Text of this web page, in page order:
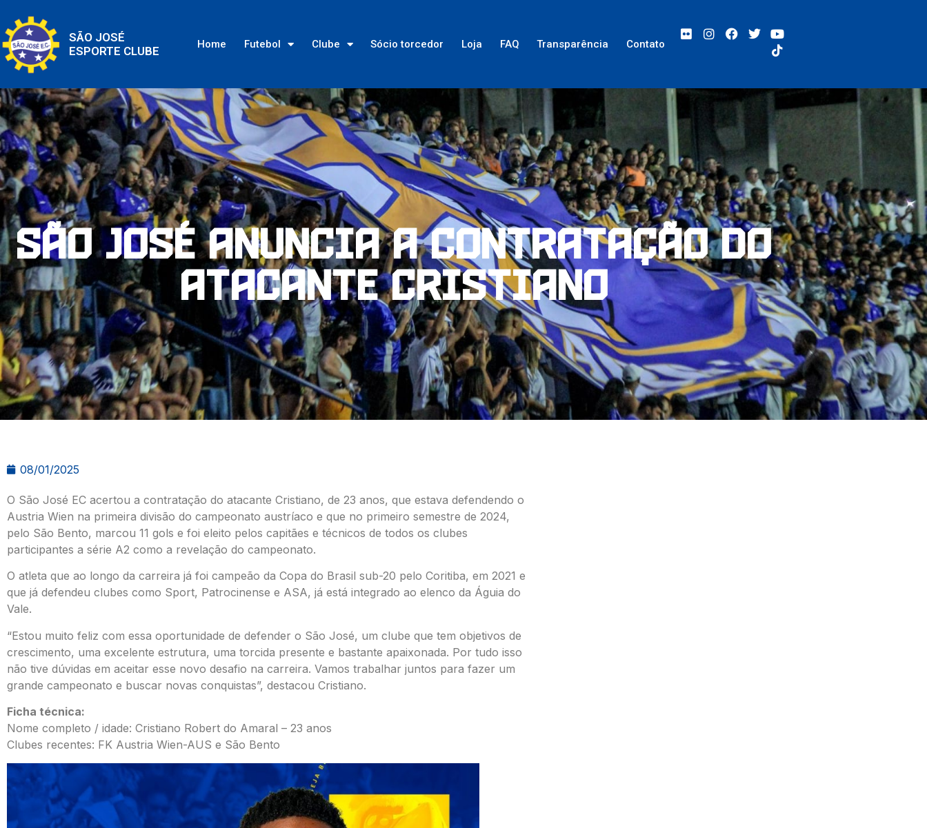
SÃO JOSÉ
ESPORTE CLUBE
Home Futebol Clube Sócio torcedor Loja FAQ Transparência Contato
São José anuncia a contratação do
atacante Cristiano
08/01/2025
O São José EC acertou a contratação do atacante Cristiano, de 23 anos, que estava defendendo o
Austria Wien na primeira divisão do campeonato austríaco e que no primeiro semestre de 2024,
pelo São Bento, marcou 11 gols e foi eleito pelos capitães e técnicos de todos os clubes
participantes a série A2 como a revelação do campeonato.
O atleta que ao longo da carreira já foi campeão da Copa do Brasil sub-20 pelo Coritiba, em 2021 e
que já defendeu clubes como Sport, Patrocinense e ASA, já está integrado ao elenco da Águia do
Vale.
“Estou muito feliz com essa oportunidade de defender o São José, um clube que tem objetivos de
crescimento, uma excelente estrutura, uma torcida presente e bastante apaixonada. Por tudo isso
não tive dúvidas em aceitar esse novo desafio na carreira. Vamos trabalhar juntos para fazer um
grande campeonato e buscar novas conquistas”, destacou Cristiano.
Ficha técnica:
Nome completo / idade: Cristiano Robert do Amaral – 23 anos
Clubes recentes: FK Austria Wien-AUS e São Bento